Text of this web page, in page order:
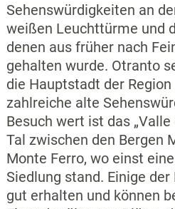
Sehenswürdigkeiten an
weißen Leuchttürme und
denen aus früher nach
gehalten wurde. Otranto
die Hauptstadt der
zahlreiche alte
Besuch wert ist das
Tal zwischen den Bergen
Monte Ferro, wo einst
Siedlung stand. Einige
gut erhalten und können